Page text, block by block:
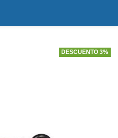
DESCUENTO 3%